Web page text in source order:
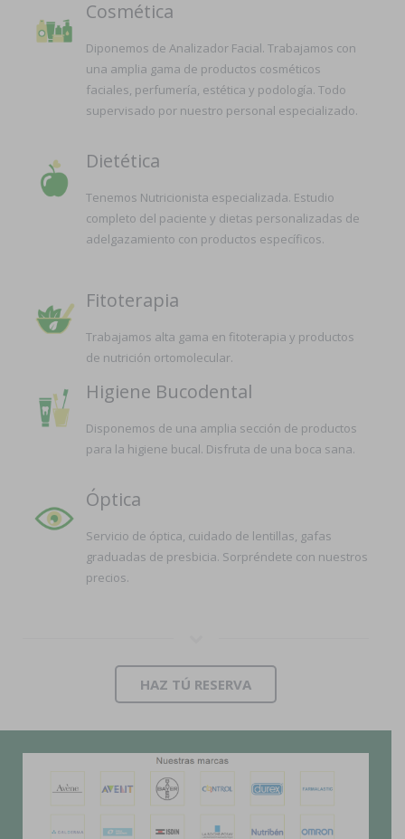
Cosmética
Diponemos de Analizador Facial. Trabajamos con
una amplia gama de productos cosméticos
faciales, perfumería, estética y podología. Todo
supervisado por nuestro personal especializado.
Dietética
Tenemos Nutricionista especializada. Estudio
completo del paciente y dietas personalizadas de
adelgazamiento con productos específicos.
Fitoterapia
Trabajamos alta gama en fitoterapia y productos
de nutrición ortomolecular.
Higiene Bucodental
Disponemos de una amplia sección de productos
para la higiene bucal. Disfruta de una boca sana.
Óptica
Servicio de óptica, cuidado de lentillas, gafas
graduadas de presbicia. Sorpréndete con nuestros
precios.
HAZ TÚ RESERVA